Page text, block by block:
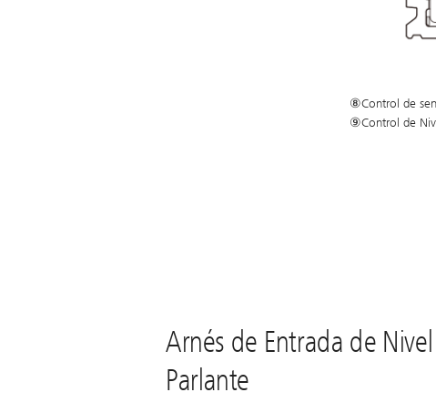
⑧Control de
⑨Control de
Arnés de Entrada de
Parlante